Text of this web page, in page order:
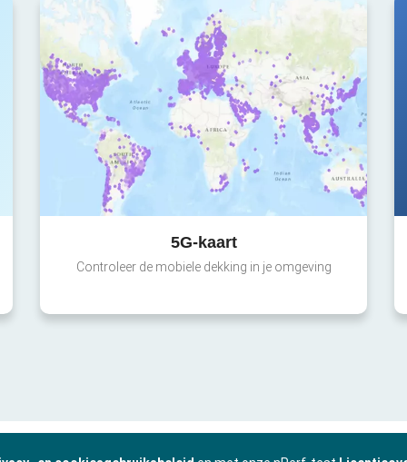
5G-kaart
Controleer de mobiele dekking in je omgeving